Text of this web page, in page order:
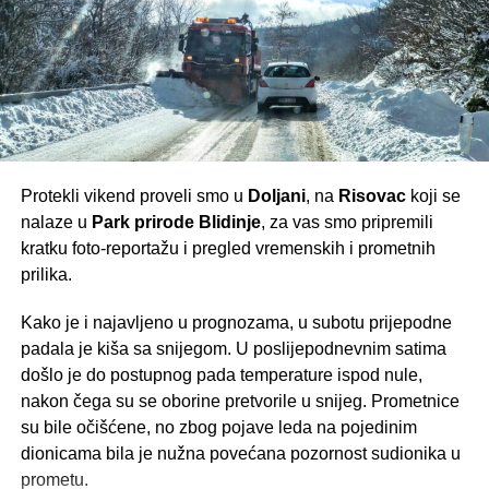
Video prilozi drugih medija
Brojni mediji iz Bosne i Hercegovine i Hrvatske i ove su
godine zabilježili jedinstveno ozračje Divina dana na
Kedžari. Zahvaljujemo televiziji
doseže i do 300. Značajan dio okupljenih čine turisti koji
borave na Risovcu u svojim vikendicama. Ovakav odaziv
vjernika dodatno ohrabruje i potvrđuje kako će izgradnja
crkve biti uspješno dovršena u skladu s planovima.
Protekli vikend proveli smo u Doljani, na Risovackoji se
nalaze u Park prirode Blidinje, za vas smo pripremili
kratku foto-reportažu i pregled vremenskih i prometnih
prilika.
Kako je i najavljeno u prognozama, u subotu prijepodne
padala je kiša sa snijegom. U poslijepodnevnim satima
došlo je do postupnog pada temperature ispod nule,
nakon čega su se oborine pretvorile u snijeg. Prometnice
su bile očišćene, no zbog pojave leda na pojedinim
dionicama bila je nužna povećana pozornost sudionika u
prometu.